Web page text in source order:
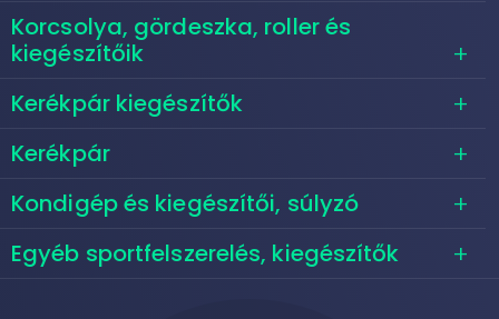
Korcsolya, gördeszka, roller és
kiegészítőik
Kerékpár kiegészítők
Kerékpár
Kondigép és kiegészítői, súlyzó
Egyéb sportfelszerelés, kiegészítők